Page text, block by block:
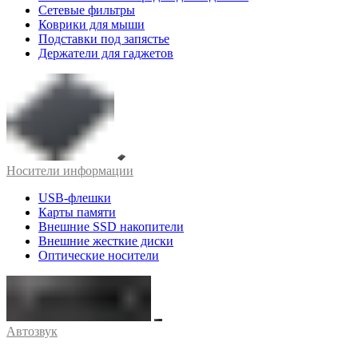
Сетевые фильтры
Коврики для мыши
Подставки под запястье
Держатели для гаджетов
Носители информации
USB-флешки
Карты памяти
Внешние SSD накопители
Внешние жесткие диски
Оптические носители
Автозвук